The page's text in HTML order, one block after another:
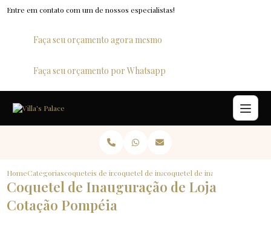
Entre em contato com um de nossos especialistas!
Faça seu orçamento agora mesmo
Faça seu orçamento por Whatsapp
HomeCategoriascoqueteis de inauguracaocoquetel de inauguracao de loja
coquetel de inauguracao de
Coquetel de Inauguração de Loja
Cotação Pompéia